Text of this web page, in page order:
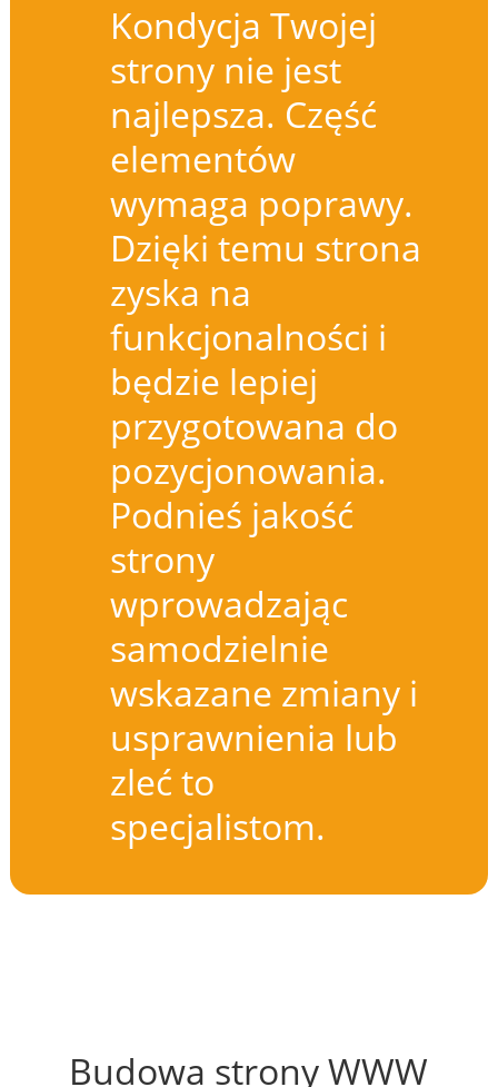
Kondycja Twojej
strony nie jest
najlepsza. Część
elementów
wymaga poprawy.
Dzięki temu strona
zyska na
funkcjonalności i
będzie lepiej
przygotowana do
pozycjonowania.
Podnieś jakość
strony
wprowadzając
samodzielnie
wskazane zmiany i
usprawnienia lub
zleć to
specjalistom.
Budowa strony WWW